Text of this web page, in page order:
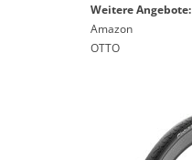
Weitere Angebote:
Amazon
OTTO